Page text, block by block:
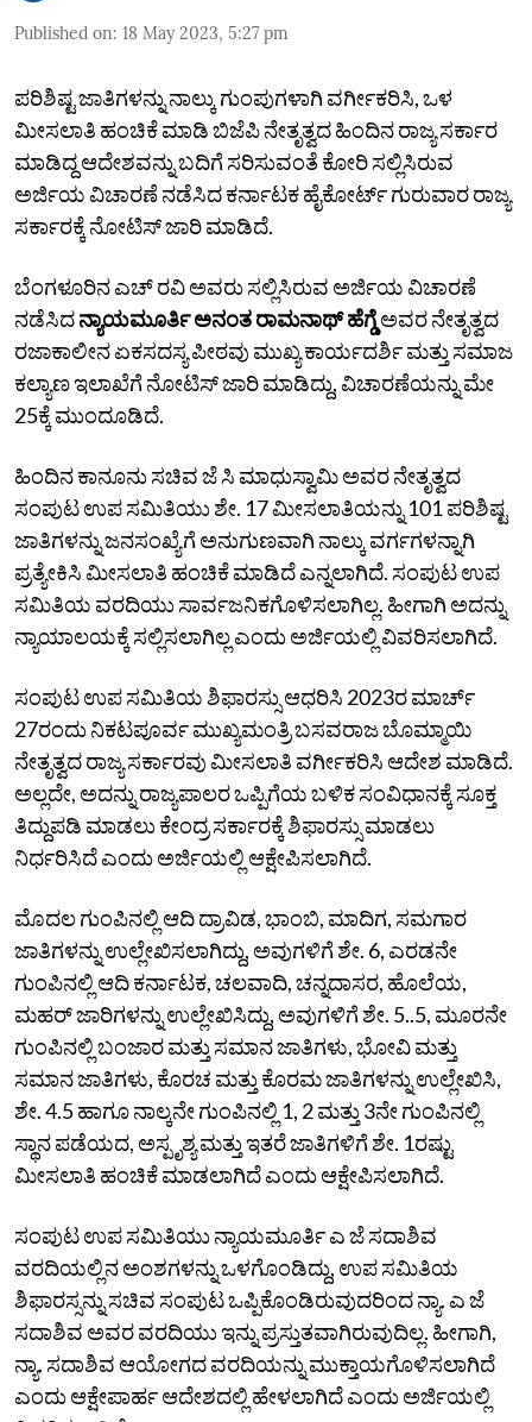
Published on: 18 May 2023, 5:27 pm
ಪರಿಶಿಷ್ಟ ಜಾತಿಗಳನ್ನು ನಾಲ್ಕು ಗುಂಪುಗಳಾಗಿ ವರ್ಗೀಕರಿಸಿ, ಒಳ
ಮೀಸಲಾತಿ ಹಂಚಿಕೆ ಮಾಡಿ ಬಿಜೆಪಿ ನೇತೃತ್ವದ ಹಿಂದಿನ ರಾಜ್ಯ ಸರ್ಕಾರ
ಮಾಡಿದ್ದ ಆದೇಶವನ್ನು ಬದಿಗೆ ಸರಿಸುವಂತೆ ಕೋರಿ ಸಲ್ಲಿಸಿರುವ
ಅರ್ಜಿಯ ವಿಚಾರಣೆ ನಡೆಸಿದ ಕರ್ನಾಟಕ ಹೈಕೋರ್ಟ್‌ ಗುರುವಾರ ರಾಜ್ಯ
ಸರ್ಕಾರಕ್ಕೆ ನೋಟಿಸ್‌ ಜಾರಿ ಮಾಡಿದೆ.
ಬೆಂಗಳೂರಿನ ಎಚ್‌ ರವಿ ಅವರು ಸಲ್ಲಿಸಿರುವ ಅರ್ಜಿಯ ವಿಚಾರಣೆ
ನಡೆಸಿದನ್ಯಾಯಮೂರ್ತಿ ಅನಂತ ರಾಮನಾಥ್‌ ಹೆಗ್ಡೆಅವರ ನೇತೃತ್ವದ
ರಜಾಕಾಲೀನ ಏಕಸದಸ್ಯ ಪೀಠವು ಮುಖ್ಯ ಕಾರ್ಯದರ್ಶಿ ಮತ್ತು ಸಮಾಜ
ಕಲ್ಯಾಣ ಇಲಾಖೆಗೆ ನೋಟಿಸ್‌ ಜಾರಿ ಮಾಡಿದ್ದು, ವಿಚಾರಣೆಯನ್ನು ಮೇ
25ಕ್ಕೆ ಮುಂದೂಡಿದೆ.
ಹಿಂದಿನ ಕಾನೂನು ಸಚಿವ ಜೆ ಸಿ ಮಾಧುಸ್ವಾಮಿ ಅವರ ನೇತೃತ್ವದ
ಸಂಪುಟ ಉಪ ಸಮಿತಿಯು ಶೇ. 17 ಮೀಸಲಾತಿಯನ್ನು 101 ಪರಿಶಿಷ್ಟ
ಜಾತಿಗಳನ್ನು ಜನಸಂಖ್ಯೆಗೆ ಅನುಗುಣವಾಗಿ ನಾಲ್ಕು ವರ್ಗಗಳನ್ನಾಗಿ
ಪ್ರತ್ಯೇಕಿಸಿ ಮೀಸಲಾತಿ ಹಂಚಿಕೆ ಮಾಡಿದೆ ಎನ್ನಲಾಗಿದೆ. ಸಂಪುಟ ಉಪ
ಸಮಿತಿಯ ವರದಿಯು ಸಾರ್ವಜನಿಕಗೊಳಿಸಲಾಗಿಲ್ಲ. ಹೀಗಾಗಿ ಅದನ್ನು
ನ್ಯಾಯಾಲಯಕ್ಕೆ ಸಲ್ಲಿಸಲಾಗಿಲ್ಲ ಎಂದು ಅರ್ಜಿಯಲ್ಲಿ ವಿವರಿಸಲಾಗಿದೆ.
ಸಂಪುಟ ಉಪ ಸಮಿತಿಯ ಶಿಫಾರಸ್ಸು ಆಧರಿಸಿ 2023ರ ಮಾರ್ಚ್‌
27ರಂದು ನಿಕಟಪೂರ್ವ ಮುಖ್ಯಮಂತ್ರಿ ಬಸವರಾಜ ಬೊಮ್ಮಾಯಿ
ನೇತೃತ್ವದ ರಾಜ್ಯ ಸರ್ಕಾರವು ಮೀಸಲಾತಿ ವರ್ಗೀಕರಿಸಿ ಆದೇಶ ಮಾಡಿದೆ.
ಅಲ್ಲದೇ, ಅದನ್ನು ರಾಜ್ಯಪಾಲರ ಒಪ್ಪಿಗೆಯ ಬಳಿಕ ಸಂವಿಧಾನಕ್ಕೆ ಸೂಕ್ತ
ತಿದ್ದುಪಡಿ ಮಾಡಲು ಕೇಂದ್ರ ಸರ್ಕಾರಕ್ಕೆ ಶಿಫಾರಸ್ಸು ಮಾಡಲು
ನಿರ್ಧರಿಸಿದೆ ಎಂದು ಅರ್ಜಿಯಲ್ಲಿ ಆಕ್ಷೇಪಿಸಲಾಗಿದೆ.
ಮೊದಲ ಗುಂಪಿನಲ್ಲಿ ಆದಿ ದ್ರಾವಿಡ, ಭಾಂಬಿ, ಮಾದಿಗ, ಸಮಗಾರ
ಜಾತಿಗಳನ್ನು ಉಲ್ಲೇಖಿಸಲಾಗಿದ್ದು, ಅವುಗಳಿಗೆ ಶೇ. 6, ಎರಡನೇ
ಗುಂಪಿನಲ್ಲಿ ಆದಿ ಕರ್ನಾಟಕ, ಚಲವಾದಿ, ಚನ್ನದಾಸರ, ಹೊಲೆಯ,
ಮಹರ್‌ ಜಾರಿಗಳನ್ನು ಉಲ್ಲೇಖಿಸಿದ್ದು, ಅವುಗಳಿಗೆ ಶೇ. 5..5, ಮೂರನೇ
ಗುಂಪಿನಲ್ಲಿ ಬಂಜಾರ ಮತ್ತು ಸಮಾನ ಜಾತಿಗಳು, ಭೋವಿ ಮತ್ತು
ಸಮಾನ ಜಾತಿಗಳು, ಕೊರಚ ಮತ್ತು ಕೊರಮ ಜಾತಿಗಳನ್ನು ಉಲ್ಲೇಖಿಸಿ,
ಶೇ. 4.5 ಹಾಗೂ ನಾಲ್ಕನೇ ಗುಂಪಿನಲ್ಲಿ 1, 2 ಮತ್ತು 3ನೇ ಗುಂಪಿನಲ್ಲಿ
ಸ್ಥಾನ ಪಡೆಯದ, ಅಸ್ಪೃಶ್ಯ ಮತ್ತು ಇತರೆ ಜಾತಿಗಳಿಗೆ ಶೇ. 1ರಷ್ಟು
ಮೀಸಲಾತಿ ಹಂಚಿಕೆ ಮಾಡಲಾಗಿದೆ ಎಂದು ಆಕ್ಷೇಪಿಸಲಾಗಿದೆ.
ಸಂಪುಟ ಉಪ ಸಮಿತಿಯು ನ್ಯಾಯಮೂರ್ತಿ ಎ ಜೆ ಸದಾಶಿವ
ವರದಿಯಲ್ಲಿನ ಅಂಶಗಳನ್ನು ಒಳಗೊಂಡಿದ್ದು, ಉಪ ಸಮಿತಿಯ
ಶಿಫಾರಸ್ಸನ್ನು ಸಚಿವ ಸಂಪುಟ ಒಪ್ಪಿಕೊಂಡಿರುವುದರಿಂದ ನ್ಯಾ. ಎ ಜೆ
ಸದಾಶಿವ ಅವರ ವರದಿಯು ಇನ್ನು ಪ್ರಸ್ತುತವಾಗಿರುವುದಿಲ್ಲ. ಹೀಗಾಗಿ,
ನ್ಯಾ. ಸದಾಶಿವ ಆಯೋಗದ ವರದಿಯನ್ನು ಮುಕ್ತಾಯಗೊಳಿಸಲಾಗಿದೆ
ಎಂದು ಆಕ್ಷೇಪಾರ್ಹ ಆದೇಶದಲ್ಲಿ ಹೇಳಲಾಗಿದೆ ಎಂದು ಅರ್ಜಿಯಲ್ಲಿ